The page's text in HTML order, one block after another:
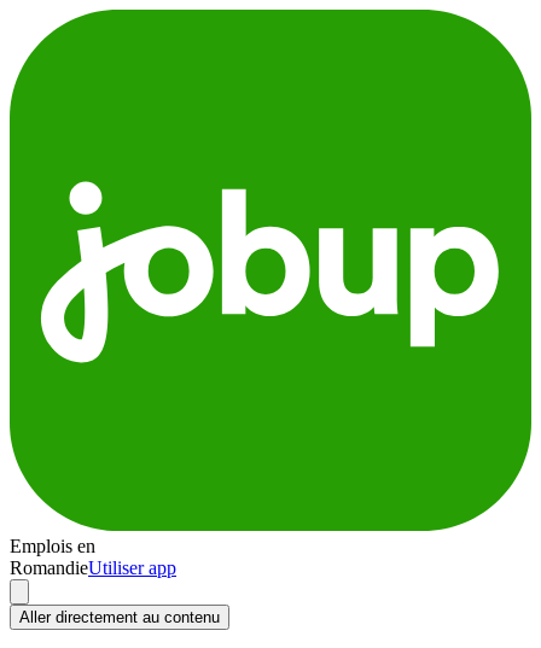
Emplois en
RomandieUtiliser app
Aller directement au contenu